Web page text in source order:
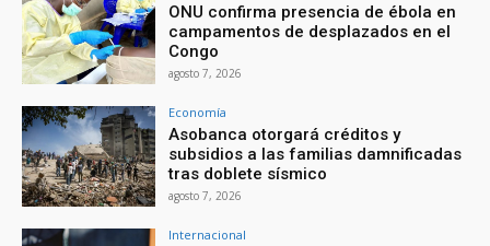
ONU confirma presencia de ébola en
campamentos de desplazados en el
Congo
agosto 7, 2026
Economía
Asobanca otorgará créditos y
subsidios a las familias damnificadas
tras doblete sísmico
agosto 7, 2026
Internacional